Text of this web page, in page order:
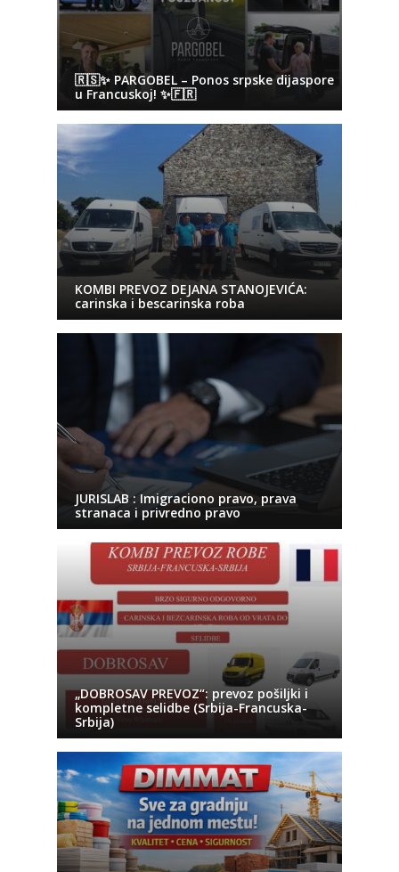
🇷🇸✨ PARGOBEL – Ponos srpske dijaspore
u Francuskoj! ✨🇫🇷
KOMBI PREVOZ DEJANA STANOJEVIĆA:
carinska i bescarinska roba
JURISLAB : Imigraciono pravo, prava
stranaca i privredno pravo
„DOBROSAV PREVOZ“: prevoz pošiljki i
kompletne selidbe (Srbija-Francuska-
Srbija)